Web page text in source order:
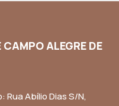
ALEGRE DE
Rua Abílio Dias S/N,